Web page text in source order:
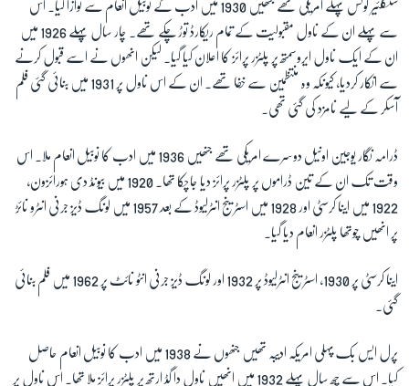
زبان
سنکلئیر لوئس پہلے امریکی تھے جنھیں 1930 میں ادب کے نوبیل انعام سے نوازا گیا۔ اس
سے پہلے ان کے ناول مقبولیت کے تمام ریکارڈ توڑ چکے تھے۔ چار سال پہلے 1926 میں
ان کے ایک ناول ایروسمتھ پر پلٹزر پرائز کا اعلان کیا گیا۔ لیکن انھوں نے اسے قبول کرنے
سے انکار کردیا، کیونکہ وہ منتظمین سے خفا تھے۔ ان کے اس ناول پر 1931 میں بنائی گئی فلم
آسکر کے لیے نامزد کی گئی تھی۔
ڈرامہ نگار یوجین اونیل دوسرے امریکی تھے جنھیں 1936 میں ادب کا نوبیل انعام ملا۔ اس
وقت تک ان کے تین ڈراموں پر پلٹزر پرائز دیا جاچکا تھا۔ 1920 میں بیونڈ دی ہورائزون،
1922 میں اینا کرسٹی اور 1928 میں اسٹرینج انٹرلیوڈ کے بعد 1957 میں لونگ ڈیز جرنی انٹرو نائڑ
پر انھیں چوتھا پلٹزر انعام دیا گیا۔
اینا کرسٹی پر 1930، اسٹرینج انٹرلیوڈ پر 1932 اور لونگ ڈیز جرنی انٹو نائٹ پر 1962 میں فلم بنائی
گئی۔
پرل ایس بک پہلی امریکہ ادیبہ تھیں جنھوں نے 1938 میں ادب کا نوبیل انعام حاصل
کیا۔ اس سے چھ سال پہلے 1932 میں انھیں ناول دا گڈ ارتھ پر پلٹزر پرائز ملا تھا۔ اس ناول پر